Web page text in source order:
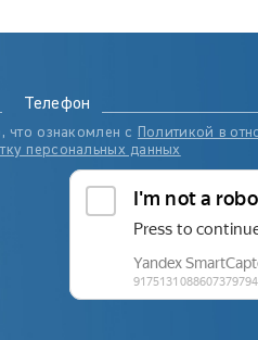
Телефон
что ознакомлен с
Политикой в
персональных данных